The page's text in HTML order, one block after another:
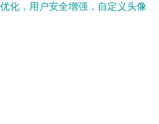
化，用户安全增强，自定义头像